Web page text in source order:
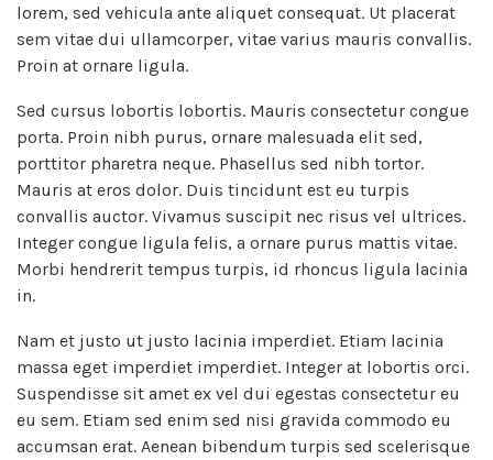
lorem, sed vehicula ante aliquet consequat. Ut placerat
sem vitae dui ullamcorper, vitae varius mauris convallis.
Proin at ornare ligula.
Sed cursus lobortis lobortis. Mauris consectetur congue
porta. Proin nibh purus, ornare malesuada elit sed,
porttitor pharetra neque. Phasellus sed nibh tortor.
Mauris at eros dolor. Duis tincidunt est eu turpis
convallis auctor. Vivamus suscipit nec risus vel ultrices.
Integer congue ligula felis, a ornare purus mattis vitae.
Morbi hendrerit tempus turpis, id rhoncus ligula lacinia
in.
Nam et justo ut justo lacinia imperdiet. Etiam lacinia
massa eget imperdiet imperdiet. Integer at lobortis orci.
Suspendisse sit amet ex vel dui egestas consectetur eu
eu sem. Etiam sed enim sed nisi gravida commodo eu
accumsan erat. Aenean bibendum turpis sed scelerisque